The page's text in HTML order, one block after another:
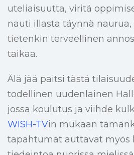
uteliaisuutta, viritä
nauti illasta täynnä
tietenkin terveellinen
taikaa.
Älä jää paitsi tästä
todellinen uudenlainen
jossa koulutus ja viihde
WISH-TVin mukaan
tapahtumat auttavat myös